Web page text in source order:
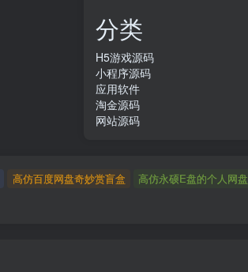
分类
H5游戏源码
小程序源码
应用软件
淘金源码
网站源码
高仿百度网盘奇妙赏盲盒 高仿永硕E盘的个人网盘